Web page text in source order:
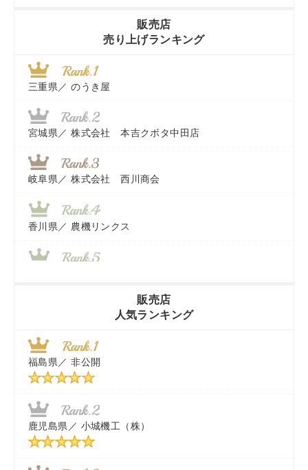
販売店
売り上げランキング
三重県／ のうき屋
宮城県／ 株式会社 本吉クボタ中田店
岐阜県／ 株式会社 西川商会
香川県／ 農機リンクス
近江商事合同会社：「茨城中古農建機販売」
千葉県／ 株式会社テクノ・タカ
福岡県／株式会社カドワキ機械（旧ナカガワ農機商会）
東京都／
販売店
人気ランキング
福島県／ 非公開
鹿児島県／ 小城機工（株）